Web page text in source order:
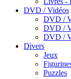
DVD / Vidéos
DVD /
DVD /
DVD /
Divers
Jeux
Puzzles